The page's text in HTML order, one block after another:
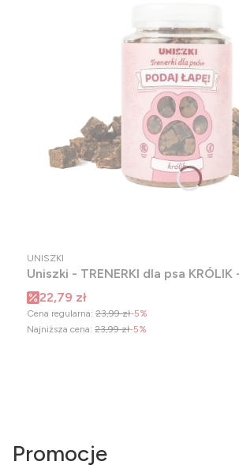
UNISZKI
Uniszki - TRENERKI dla psa KRÓLIK
Cena promocyjna
22,79 zł
Cena regularna: 23,99 zł-5%
Najniższa cena: 23,99 zł-5%
Promocje